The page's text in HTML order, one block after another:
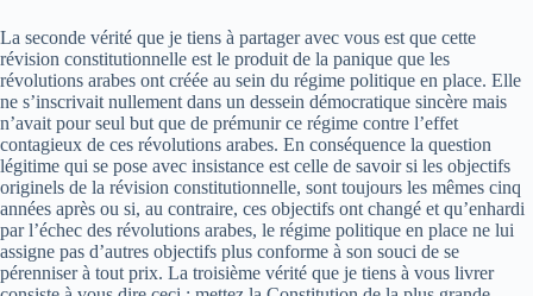
La seconde vérité que je tiens à partager avec vous est que cette
révision constitutionnelle est le produit de la panique que les
révolutions arabes ont créée au sein du régime politique en place. Elle
ne s’inscrivait nullement dans un dessein démocratique sincère mais
n’avait pour seul but que de prémunir ce régime contre l’effet
contagieux de ces révolutions arabes. En conséquence la question
légitime qui se pose avec insistance est celle de savoir si les objectifs
originels de la révision constitutionnelle, sont toujours les mêmes cinq
années après ou si, au contraire, ces objectifs ont changé et qu’enhardi
par l’échec des révolutions arabes, le régime politique en place ne lui
assigne pas d’autres objectifs plus conforme à son souci de se
pérenniser à tout prix. La troisième vérité que je tiens à vous livrer